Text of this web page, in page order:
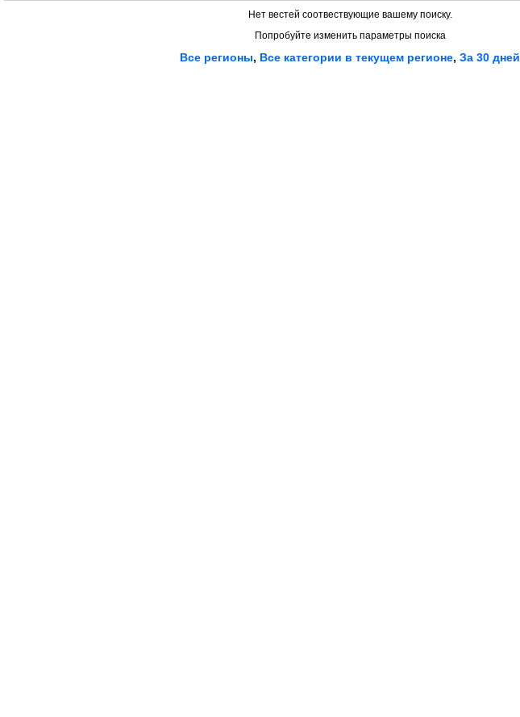
Нет вестей соотвествующие вашему поиску.
Попробуйте изменить параметры поиска
Все регионы, Все категории в текущем регионе, За 30 дней